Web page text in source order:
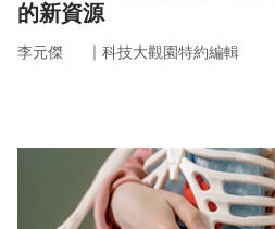
的新資源
李元傑 ｜ 科技大觀園特約編輯